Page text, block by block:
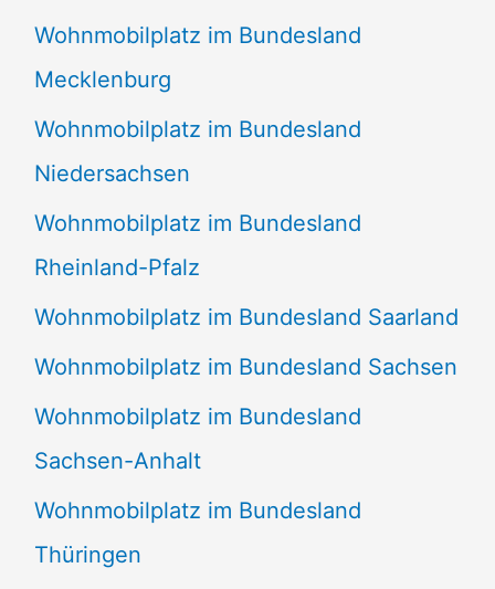
Wohnmobilplatz im Bundesland
Mecklenburg
Wohnmobilplatz im Bundesland
Niedersachsen
Wohnmobilplatz im Bundesland
Rheinland-Pfalz
Wohnmobilplatz im Bundesland Saarland
Wohnmobilplatz im Bundesland Sachsen
Wohnmobilplatz im Bundesland
Sachsen-Anhalt
Wohnmobilplatz im Bundesland
Thüringen